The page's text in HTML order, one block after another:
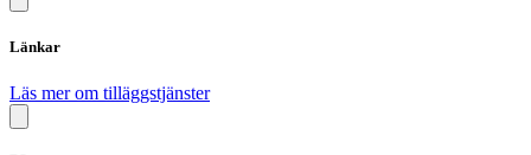
Länkar
Läs mer om tilläggstjänster